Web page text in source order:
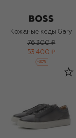
Кожаные кеды Gary
76 300 ₽
53 400 ₽
-30%